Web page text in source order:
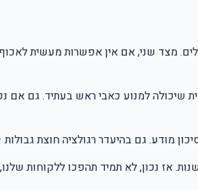
מצד שני, אם אין אפשרות מעשית
למנוע כאבי ראש בעתיד. גם אם
גם בהיעדר רגולציה חוצת גבולות
אז נכון, לא תמיד תהפכו ללקוחות